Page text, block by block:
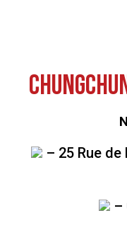
– 25 Rue de
–